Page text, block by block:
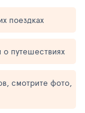
поездках
путешествиях
смотрите фото,